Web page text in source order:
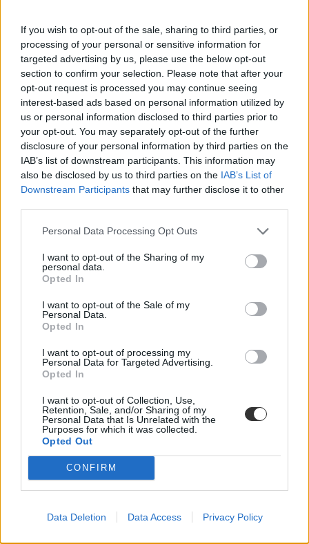
If you wish to opt-out of the sale, sharing to third parties, or
processing of your personal or sensitive information for
targeted advertising by us, please use the below opt-out
section to confirm your selection. Please note that after your
opt-out request is processed you may continue seeing
interest-based ads based on personal information utilized by
us or personal information disclosed to third parties prior to
your opt-out. You may separately opt-out of the further
disclosure of your personal information by third parties on the
IAB’s list of downstream participants. This information may
also be disclosed by us to third parties on the IAB’s List of
Downstream Participants that may further disclose it to other
Personal Data Processing Opt Outs
I want to opt-out of the Sharing of my
personal data.
Opted In
I want to opt-out of the Sale of my
Personal Data.
Opted In
I want to opt-out of processing my
Personal Data for Targeted Advertising.
Opted In
I want to opt-out of Collection, Use,
Retention, Sale, and/or Sharing of my
Personal Data that Is Unrelated with the
Purposes for which it was collected.
Opted Out
CONFIRM
Data Deletion Data Access Privacy Policy
korábban már mondta - idén nem érhette a diákokat. A jövő évi,
számukra.
Érettségizzetek velünk!
Az Eduline-on az idén is megtaláljátok a legfrissebb infókat az
érettségiről: a vizsgák napján reggeltől estig beszámolunk a
legfontosabb hírekről, megtudhatjátok, milyen feladatokat kell
megoldaniuk a középszinten vizsgázóknak, de az emelt szintű
írásbelikről is nálunk találjátok meg a tudnivalókat.
És ami a legfontosabb: az írásbeli után nálunk nézhetitek át először
a szaktanárok által kidolgozott, nem hivatalos megoldásokat.
Délutánonként arról olvashattok, hogy mit gondolnak a tanárok és
Ha elsőként szeretnétek megkapni a megoldásokat,
lájkoljátok
2023-es érettségirőlitt találjátok legfrissebb cikkeinket .